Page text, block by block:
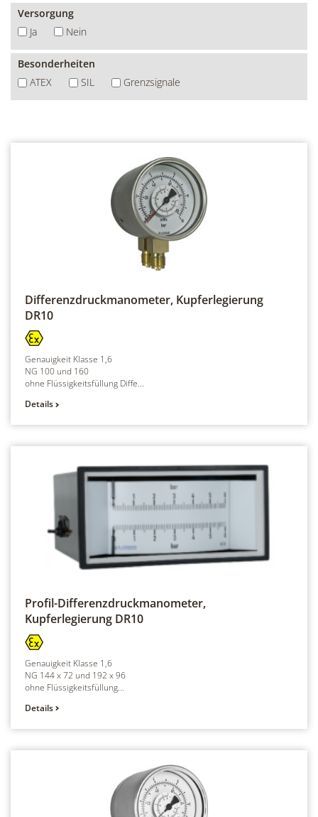
Versorgung
Ja
Nein
Besonderheiten
ATEX
SIL Grenzsignale
Differenzdruckmanometer, Kupferlegierung
DR10
Genauigkeit Klasse 1,6
NG 100 und 160
ohne Flüssigkeitsfüllung Diffe...
Details
Profil-Differenzdruckmanometer,
Kupferlegierung DR10
Genauigkeit Klasse 1,6
NG 144 x 72 und 192 x 96
ohne Flüssigkeitsfüllung...
Details